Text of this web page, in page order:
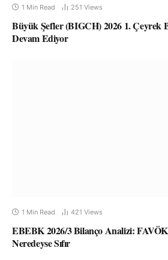
1 Min Read 251 Views
Büyük Şefler (BIGCH) 2026 1. Çeyrek
Devam Ediyor
1 Min Read 421 Views
EBEBK 2026/3 Bilanço Analizi:
Neredeyse Sıfır